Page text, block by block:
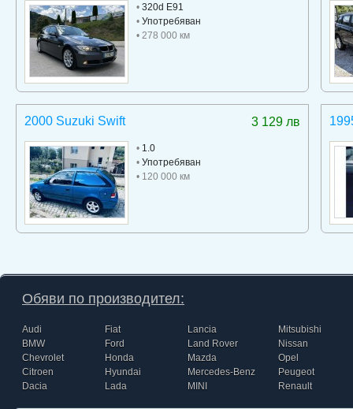
• 320d E91
• Употребяван
• 278 000 км
3 129 лв
2000 Suzuki Swift
• 1.0
• Употребяван
• 120 000 км
Обяви по производител:
Audi
BMW
Chevrolet
Citroen
Dacia
Fiat
Ford
Honda
Hyundai
Lada
Lancia
Land Rover
Mazda
Mercedes-Benz
MINI
Mitsubishi
Nissan
Opel
Peugeot
Renault